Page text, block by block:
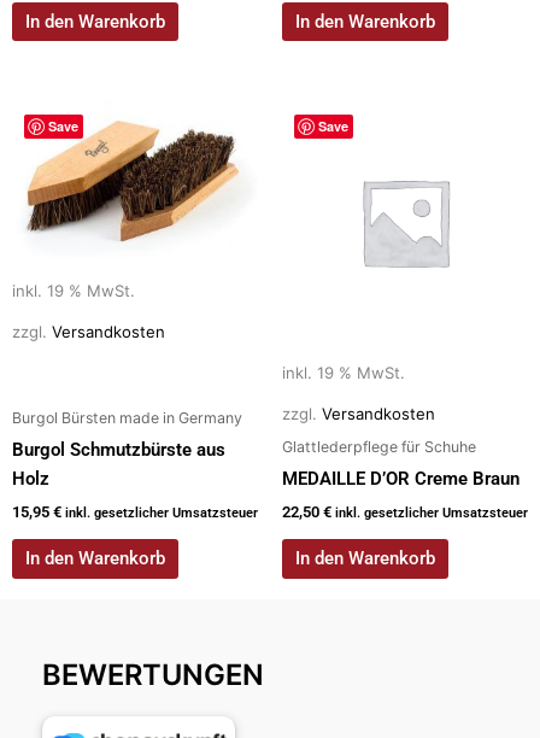
In den Warenkorb In den Warenkorb
Save
inkl. 19 % MwSt.
zzgl. Versandkosten
Burgol Bürsten made in Germany
Burgol Schmutzbürste aus
Holz
15,95 € inkl. gesetzlicher Umsatzsteuer
In den Warenkorb
Save
inkl. 19 % MwSt.
zzgl. Versandkosten
Glattlederpflege für Schuhe
MEDAILLE D’OR Creme Braun
22,50 € inkl. gesetzlicher Umsatzsteuer
In den Warenkorb
BEWERTUNGEN